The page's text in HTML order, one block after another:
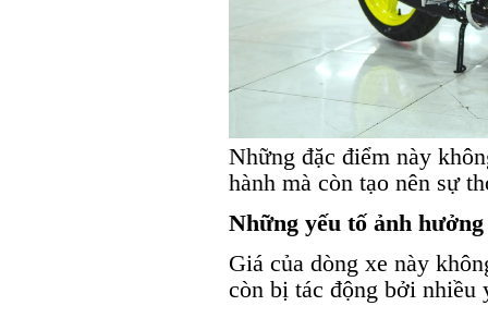
Những đặc điểm này
hành mà còn tạo nên sự
Những yếu tố ảnh
Giá của dòng xe này
còn bị tác động bởi nhiều